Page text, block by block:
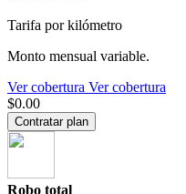
Tarifa por kilómetro
Monto mensual variable.
Ver cobertura Ver cobertura
$0.00
Contratar plan
Robo total